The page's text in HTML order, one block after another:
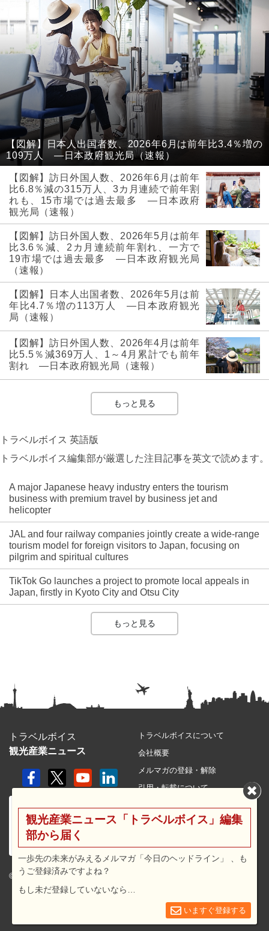
【図解】日本人出国者数、2026年6月は前年比3.4％増の
109万人 ―日本政府観光局（速報）
【図解】訪日外国人数、2026年6月は前年
比6.8％減の315万人、3カ月連続で前年割
れも、15市場では過去最多 ―日本政府
観光局（速報）
【図解】訪日外国人数、2026年5月は前年
比3.6％減、2カ月連続前年割れ、一方で
19市場では過去最多 ―日本政府観光局
（速報）
【図解】日本人出国者数、2026年5月は前
年比4.7％増の113万人 ―日本政府観光
局（速報）
【図解】訪日外国人数、2026年4月は前年
比5.5％減369万人、1～4月累計でも前年
割れ ―日本政府観光局（速報）
もっと見る
トラベルボイス 英語版
トラベルボイス編集部が厳選した注目記事を英文で読めます。
A major Japanese heavy industry enters the tourism
business with premium travel by business jet and
helicopter
JAL and four railway companies jointly create a wide-range
tourism model for foreign visitors to Japan, focusing on
pilgrim and spiritual cultures
TikTok Go launches a project to promote local appeals in
Japan, firstly in Kyoto City and Otsu City
もっと見る
トラベルボイス
観光産業ニュース
© 2026 travel voice.
トラベルボイスについて
会社概要
メルマガの登録・解除
引用・転載について
利用規約
広告メニュー・料金
観光産業ニュース「トラベルボイス」編集
部から届く
一歩先の未来がみえるメルマガ「今日のヘッドライン」 、も
うご登録済みですよね？
もし未だ登録していないなら…
いますぐ登録する